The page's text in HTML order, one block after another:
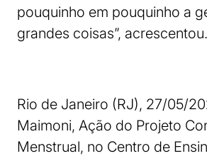
pouquinho em pouquinho a
grandes coisas”, acrescentou.
Rio de Janeiro (RJ), 27/05/
Maimoni, Ação do Projeto
Menstrual, no Centro de